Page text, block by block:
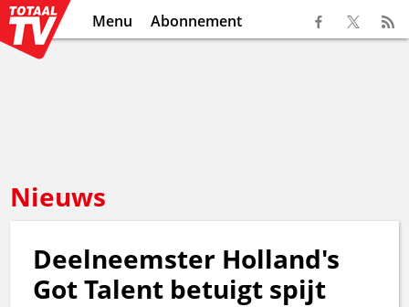
Menu Abonnement
Nieuws
Deelneemster Holland's
Got Talent betuigt spijt